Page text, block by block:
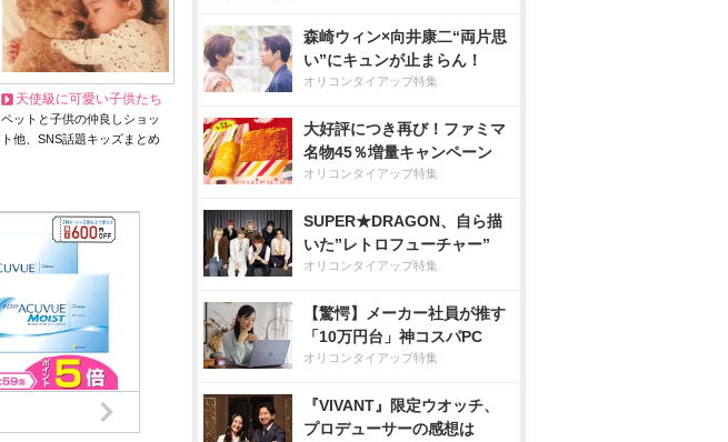
天使級に可愛い子供たち
ペットと子供の仲良しショッ
ト他、SNS話題キッズまとめ
森崎ウィン×向井康二“両片思
い”にキュンが止まらん！
オリコンタイアップ特集
大好評につき再び！ファミマ
名物45％増量キャンペーン
オリコンタイアップ特集
SUPER★DRAGON、自ら描
いた”レトロフューチャー”
オリコンタイアップ特集
【驚愕】メーカー社員が推す
「10万円台」神コスパPC
オリコンタイアップ特集
『VIVANT』限定ウオッチ、
プロデューサーの感想は